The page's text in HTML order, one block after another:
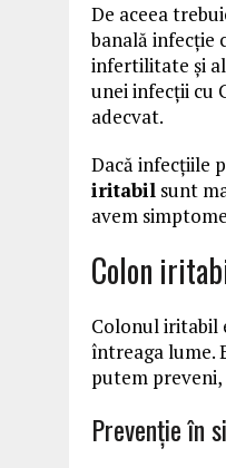
De aceea
banală infecție
infertilitate și
unei infecții cu
adecvat.
Dacă infecțiile
iritabil sunt
avem
Colon
Colonul iritabil
întreaga lume.
putem
Prevenție în